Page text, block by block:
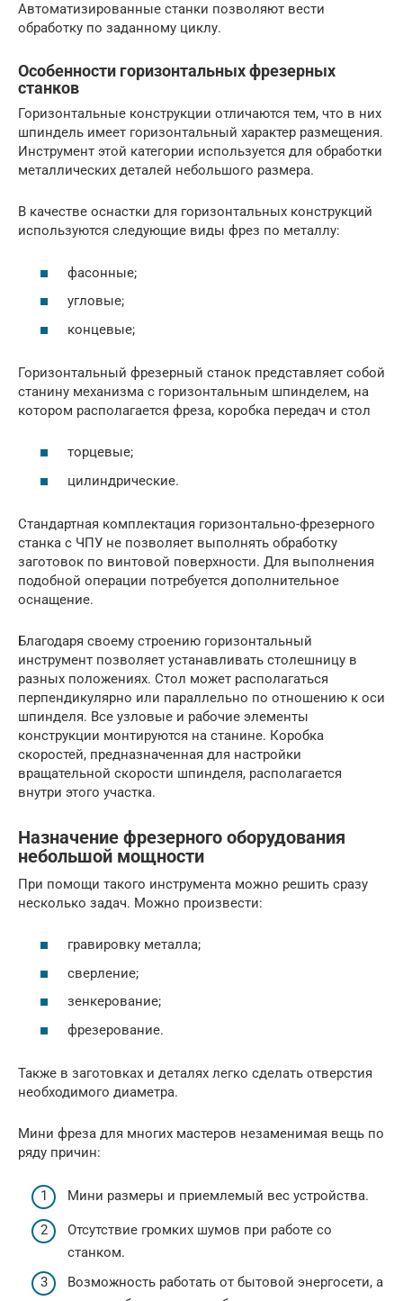
Автоматизированные станки позволяют вести
обработку по заданному циклу.
Особенности горизонтальных фрезерных
станков
Горизонтальные конструкции отличаются тем, что в них
шпиндель имеет горизонтальный характер размещения.
Инструмент этой категории используется для обработки
металлических деталей небольшого размера.
В качестве оснастки для горизонтальных конструкций
используются следующие виды фрез по металлу:
фасонные;
угловые;
концевые;
Горизонтальный фрезерный станок представляет собой
станину механизма с горизонтальным шпинделем, на
котором располагается фреза, коробка передач и стол
торцевые;
цилиндрические.
Стандартная комплектация горизонтально-фрезерного
станка с ЧПУ не позволяет выполнять обработку
заготовок по винтовой поверхности. Для выполнения
подобной операции потребуется дополнительное
оснащение.
Благодаря своему строению горизонтальный
инструмент позволяет устанавливать столешницу в
разных положениях. Стол может располагаться
перпендикулярно или параллельно по отношению к оси
шпинделя. Все узловые и рабочие элементы
конструкции монтируются на станине. Коробка
скоростей, предназначенная для настройки
вращательной скорости шпинделя, располагается
внутри этого участка.
Назначение фрезерного оборудования
небольшой мощности
При помощи такого инструмента можно решить сразу
несколько задач. Можно произвести:
гравировку металла;
сверление;
зенкерование;
фрезерование.
Также в заготовках и деталях легко сделать отверстия
необходимого диаметра.
Мини фреза для многих мастеров незаменимая вещь по
ряду причин:
Мини размеры и приемлемый вес устройства.
Отсутствие громких шумов при работе со
станком.
Возможность работать от бытовой энергосети, а